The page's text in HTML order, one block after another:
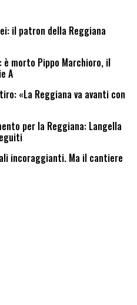
il patron della Reggiana
morto Pippo Marchioro, il
A
«La Reggiana va avanti con
per la Reggiana: Langella
incoraggianti. Ma il cantiere